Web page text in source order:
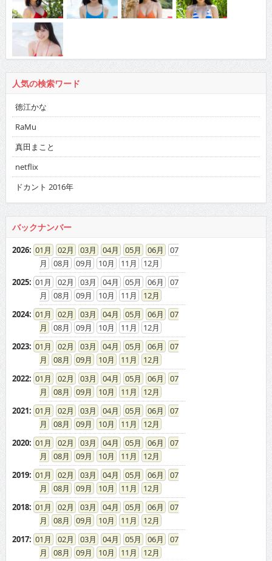
人気の検索ワード
徳江かな
RaMu
真田まこと
netflix
ドカント 2016年
バックナンバー
2026: 01 02 03 04 05 06
07
08
09 10 11
12
2025: 01 02 03 04 05 06
07
08
09 10 11
12
2024: 01 02 03 04 05 06
07
08
09 10 11
12
2023: 01 02 03 04 05 06
07
08
09 10 11
12
2022: 01 02 03 04 05 06
07
08
09 10 11
12
2021: 01 02 03 04 05 06
07
08
09 10 11
12
2020: 01 02 03 04 05 06
07
08
09 10 11
12
2019: 01 02 03 04 05 06
07
08
09 10 11
12
2018: 01 02 03 04 05 06
07
08
09 10 11
12
2017: 01 02 03 04 05 06
07
08
09 10 11
12